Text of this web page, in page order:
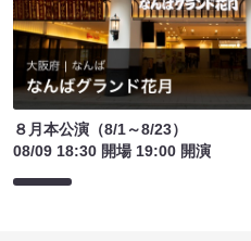
８月本公演（8/1～8/23）
08/09 18:30 開場 19:00 開演